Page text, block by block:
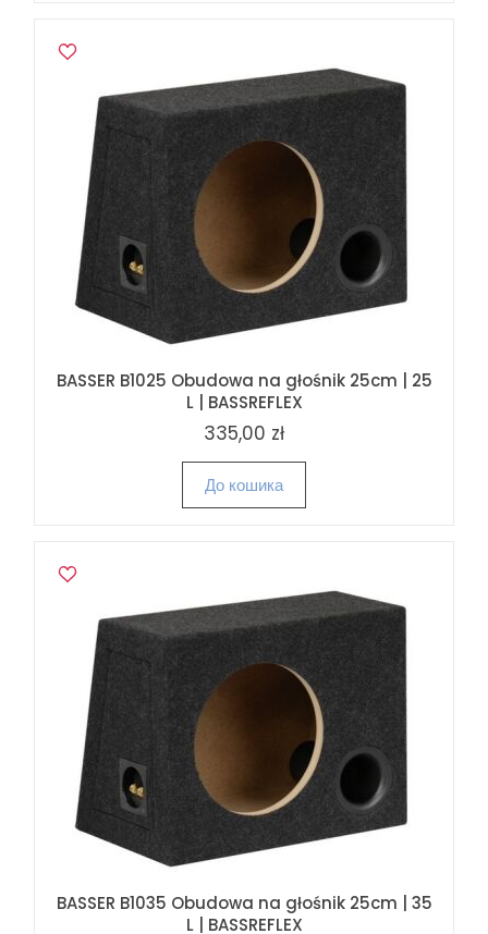
BASSER B1025 Obudowa na głośnik 25cm | 25
L | BASSREFLEX
335,00 zł
До кошика
BASSER B1035 Obudowa na głośnik 25cm | 35
L | BASSREFLEX